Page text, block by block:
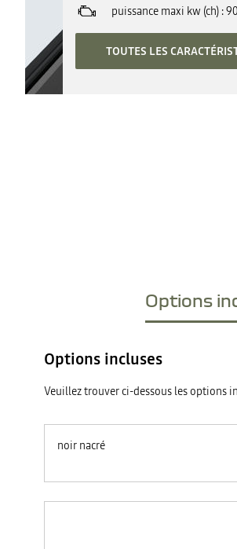
puissance maxi kw (ch)
TOUTES LES
Options
Options incluses
Veuillez trouver ci-dessous les options
noir nacré